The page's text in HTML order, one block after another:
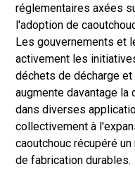
réglementaires axées
l'adoption de
Les gouvernements et
activement les
déchets de décharge
augmente davantage la
dans diverses
collectivement à
caoutchouc récupéré
de fabrication durables.